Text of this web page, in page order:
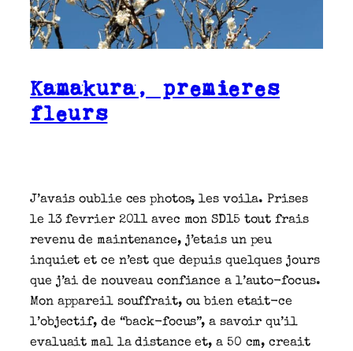
Kamakura, premieres
fleurs
J’avais oublie ces photos, les voila. Prises
le 13 fevrier 2011 avec mon SD15 tout frais
revenu de maintenance, j’etais un peu
inquiet et ce n’est que depuis quelques jours
que j’ai de nouveau confiance a l’auto-focus.
Mon appareil souffrait, ou bien etait-ce
l’objectif, de “back-focus”, a savoir qu’il
evaluait mal la distance et, a 50 cm, creait